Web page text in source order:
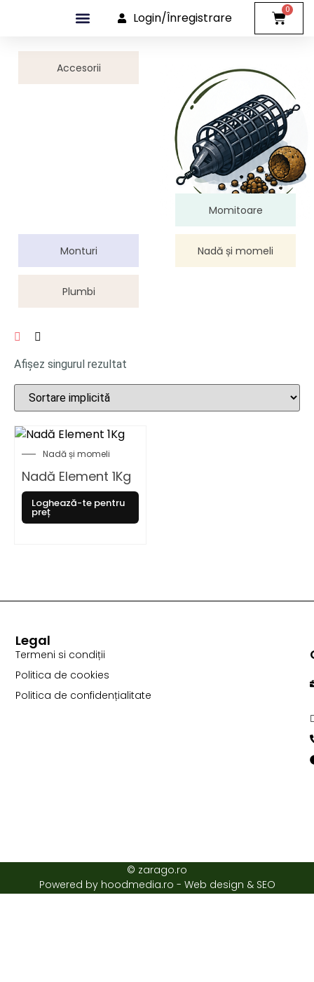
Login/Înregistrare
0
Accesorii
Momitoare
Monturi Nadă și momeli
Plumbi
Afișez singurul rezultat
Nadă și momeli
Nadă Element 1Kg
Loghează-te pentru
preț
Legal
Termeni si condiții
Politica de cookies
Politica de confidențialitate
© zarago.ro
Powered by hoodmedia.ro - Web design & SEO